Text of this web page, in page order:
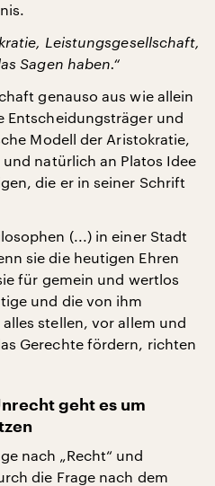
Leistungsgesellschaft,
Sagen haben.“
genauso aus wie allein
Entscheidungsträger und
Modell der Aristokratie,
natürlich an Platos Idee
die er in seiner Schrift
(...) in einer Stadt
sie die heutigen Ehren
für gemein und wertlos
und die von ihm
stellen, vor allem und
Gerechte fördern, richten
geht es um
nach „Recht“ und
die Frage nach dem